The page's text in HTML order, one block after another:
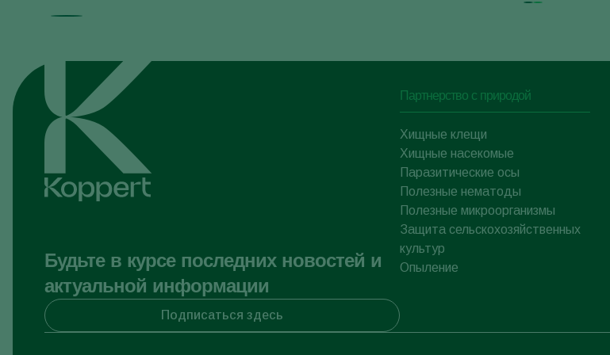
Будьте в курсе последних новостей и
актуальной информации
Подписаться здесь
Партнерство с природой
Хищные клещи
Хищные насекомые
Паразитические осы
Полезные нематоды
Полезные микроорганизмы
Защита сельскохозяйственных
культур
Опыление